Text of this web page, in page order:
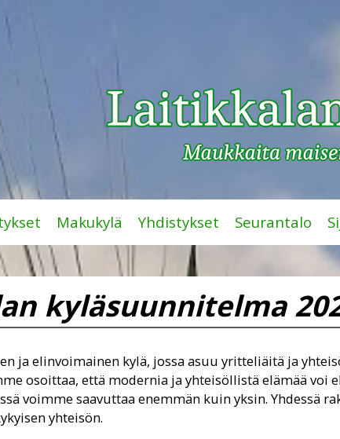
Makukylä Yhdistykset Seurantalo
kyläsuunnitelma
ja elinvoimainen kylä, jossa asuu yritteliäitä ja
osoittaa, että modernia ja yhteisöllistä elämää voi
voimme saavuttaa enemmän kuin yksin. Yhdessä
yhteisön.